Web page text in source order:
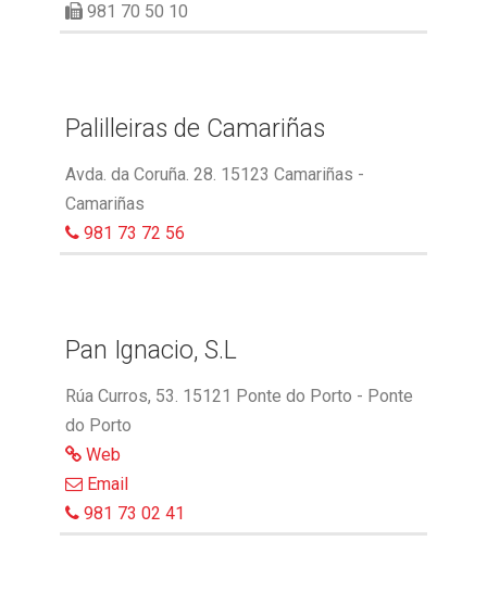
981 70 50 10
Palilleiras de Camariñas
Avda. da Coruña. 28. 15123 Camariñas -
Camariñas
981 73 72 56
Pan Ignacio, S.L
Rúa Curros, 53. 15121 Ponte do Porto - Ponte
do Porto
Web
Email
981 73 02 41